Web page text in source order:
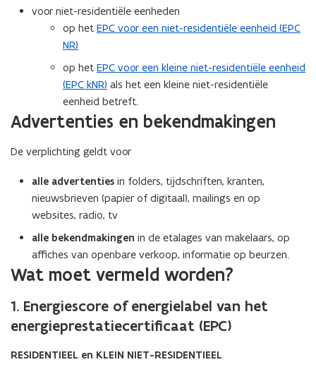
voor niet-residentiële eenheden
op het EPC voor een niet-residentiële eenheid (EPC
NR)
op het EPC voor een kleine niet-residentiële eenheid
(EPC kNR) als het een kleine niet-residentiële
eenheid betreft.
Advertenties en bekendmakingen
De verplichting geldt voor
alle advertenties in folders, tijdschriften, kranten,
nieuwsbrieven (papier of digitaal), mailings en op
websites, radio, tv
alle bekendmakingen in de etalages van makelaars, op
affiches van openbare verkoop, informatie op beurzen.
Wat moet vermeld worden?
1. Energiescore of energielabel van het
energieprestatiecertificaat (EPC)
RESIDENTIEEL en KLEIN NIET-RESIDENTIEEL